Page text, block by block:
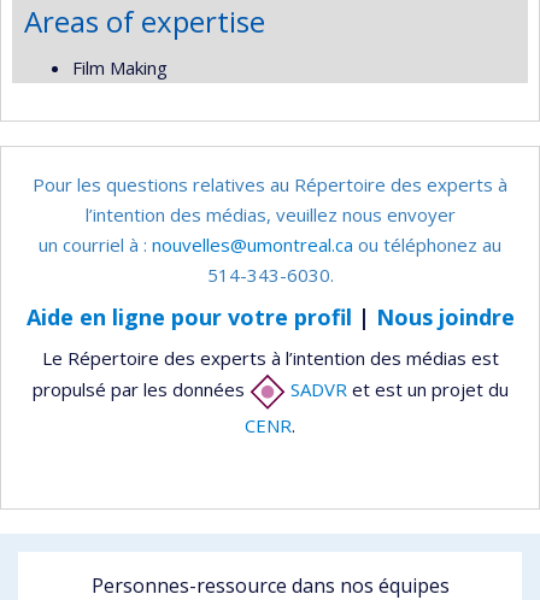
Areas of expertise
Film Making
Pour les questions relatives au Répertoire des experts à
l’intention des médias, veuillez nous envoyer
un courriel à : nouvelles@umontreal.ca ou téléphonez au
514-343-6030.
Aide en ligne pour votre profil | Nous joindre
Le Répertoire des experts à l’intention des médias est
propulsé par les données
SADVRet est un projet du
CENR.
Personnes-ressource dans nos équipes